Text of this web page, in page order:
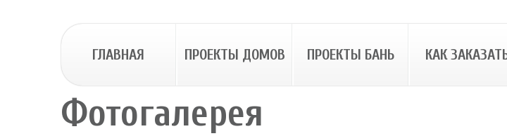
ГЛАВНАЯ ПРОЕКТЫ ДОМОВ ПРОЕКТЫ БАНЬ КАК
Фотогалерея